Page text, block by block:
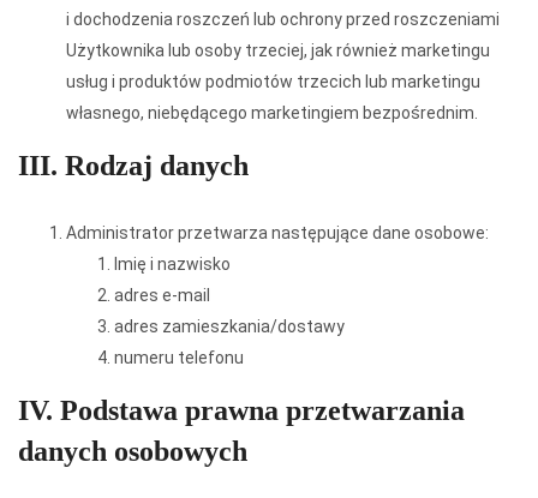
i dochodzenia roszczeń lub ochrony przed roszczeniami
Użytkownika lub osoby trzeciej, jak również marketingu
usług i produktów podmiotów trzecich lub marketingu
własnego, niebędącego marketingiem bezpośrednim.
III. Rodzaj danych
Administrator przetwarza następujące dane osobowe:
Imię i nazwisko
adres e-mail
adres zamieszkania/dostawy
numeru telefonu
IV. Podstawa prawna przetwarzania
danych osobowych